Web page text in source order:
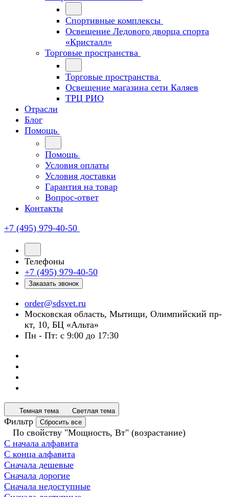
Спортивные комплексы
Освещение Ледового дворца спорта
«Кристалл»
Торговые пространства
Торговые пространства
Освещение магазина сети Каляев
ТРЦ РИО
Отрасли
Блог
Помощь
Помощь
Условия оплаты
Условия доставки
Гарантия на товар
Вопрос-ответ
Контакты
+7 (495) 979-40-50
Телефоны
+7 (495) 979-40-50
Заказать звонок
order@sdsvet.ru
Московская область, Мытищи, Олимпийский пр-
кт, 10, БЦ «Альта»
Пн - Пт: с 9:00 до 17:30
Темная тема Светлая тема
Фильтр Сбросить все
По свойству "Мощность, Вт" (возрастание)
С начала алфавита
С конца алфавита
Сначала дешевые
Сначала дорогие
Сначала недоступные